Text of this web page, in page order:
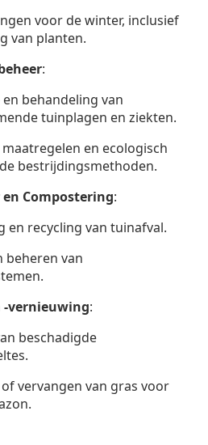
voor de winter, inclusief
van planten.
:
behandeling van
tuinplagen en ziekten.
en ecologisch
bestrijdingsmethoden.
Compostering:
en recycling van tuinafval.
beheren van
-vernieuwing:
beschadigde
vervangen van gras voor